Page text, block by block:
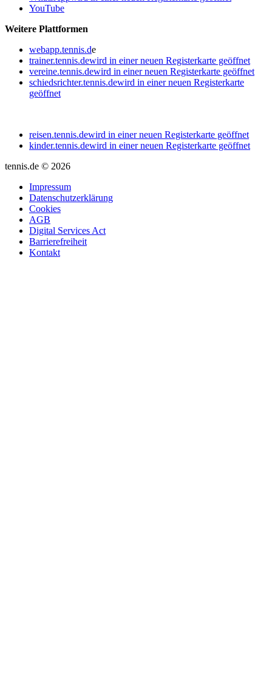
YouTube
Weitere Plattformen
webapp.tennis.de
trainer.tennis.dewird in einer neuen Registerkarte geöffnet
vereine.tennis.dewird in einer neuen Registerkarte geöffnet
schiedsrichter.tennis.dewird in einer neuen Registerkarte
geöffnet
reisen.tennis.dewird in einer neuen Registerkarte geöffnet
kinder.tennis.dewird in einer neuen Registerkarte geöffnet
tennis.de © 2026
Impressum
Datenschutzerklärung
Cookies
AGB
Digital Services Act
Barrierefreiheit
Kontakt